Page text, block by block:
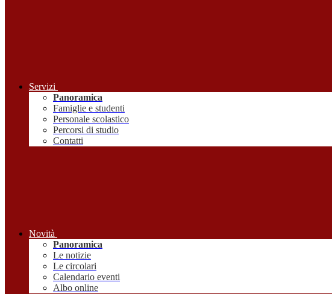
Servizi
Panoramica
Famiglie e studenti
Personale scolastico
Percorsi di studio
Contatti
Novità
Panoramica
Le notizie
Le circolari
Calendario eventi
Albo online